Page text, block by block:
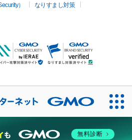
）
なりすまし対策
無料診断